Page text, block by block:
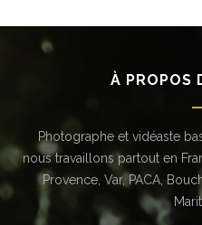
À PROPOS
Photographe et vidéaste
nous travaillons partout en
Provence, Var, PACA,